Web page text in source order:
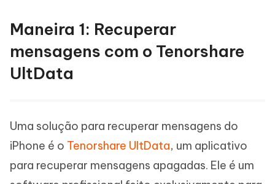
Maneira 1: Recuperar
mensagens com o Tenorshare
UltData
Uma solução para recuperar mensagens do
iPhone é o Tenorshare UltData, um aplicativo
para recuperar mensagens apagadas. Ele é um